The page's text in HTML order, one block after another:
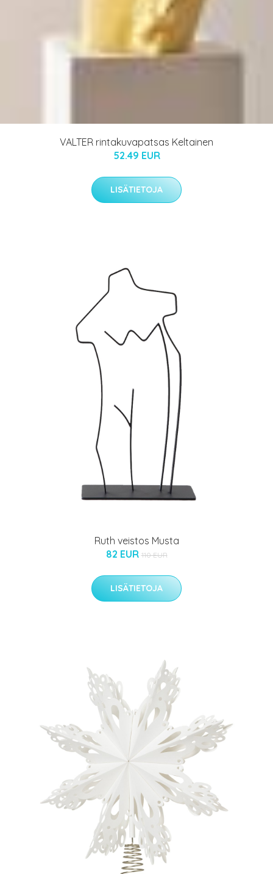
VALTER rintakuvapatsas Keltainen
52.49 EUR
LISÄTIETOJA
Ruth veistos Musta
82 EUR 110 EUR
LISÄTIETOJA